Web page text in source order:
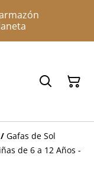
/ Gafas de Sol
de 6 a 12 Años -